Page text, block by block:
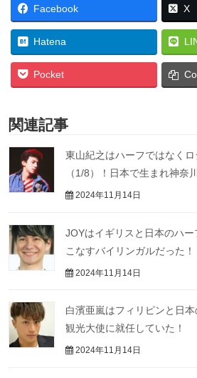
Facebook X
Hatena
Pocket
関連記事
東山紀之はハーフではなく
（1/8）！日本で生まれ神奈
2024年11月14日
JOYはイギリスと日本のハ
こなすバイリンガルだった！
2024年11月14日
白濱亜嵐はフィリピンと日
観光大使に就任していた！
2024年11月14日